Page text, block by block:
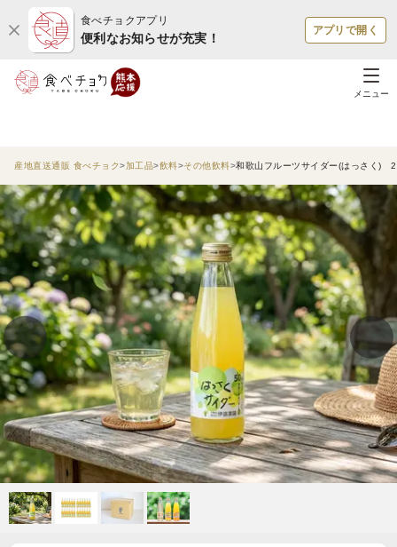
食べチョクアプリ
便利なお知らせが充実！
アプリで開く
メニュー
産地直送通販 食べチョク 加工品 飲料 その他飲料 和歌山フルーツサイダー(はっさく)